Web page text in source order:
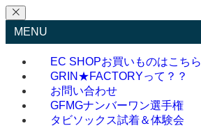
MENU
EC SHOPお買いものはこちら
GRIN★FACTORYって？？
お問い合わせ
GFMGナンバーワン選手権
タビソックス試着＆体験会